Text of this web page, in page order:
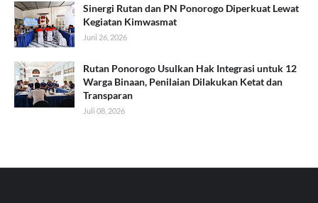
Sinergi Rutan dan PN Ponorogo Diperkuat Lewat
Kegiatan Kimwasmat
Juni 26, 2026
Rutan Ponorogo Usulkan Hak Integrasi untuk 12
Warga Binaan, Penilaian Dilakukan Ketat dan
Transparan
Juli 08, 2026